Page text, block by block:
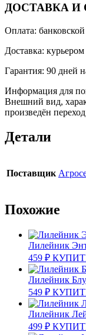
ДОСТАВКА И
Оплата:
Доставка:
Гарантия: 90 дней
Информация для
Внешний вид,
произведён
Детали
Поставщик
Похожие
Лилейник
459 ₽
Лилейник
549 ₽
Лилейник
499 ₽